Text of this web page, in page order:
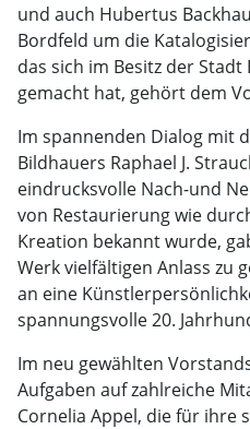
und auch Hubertus
Bordfeld um die
das sich im Besitz der
gemacht hat, gehört dem
Im spannenden Dialog mit
Bildhauers Raphael J.
eindrucksvolle Nach-und
von Restaurierung wie
Kreation bekannt wurde,
Werk vielfältigen Anlass zu
an eine
spannungsvolle 20.
Im neu gewählten
Aufgaben auf zahlreiche
Cornelia Appel, die für ihre